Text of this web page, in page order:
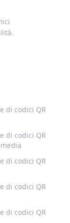
di codici QR
di codici QR
di codici QR
di codici QR
di codici QR